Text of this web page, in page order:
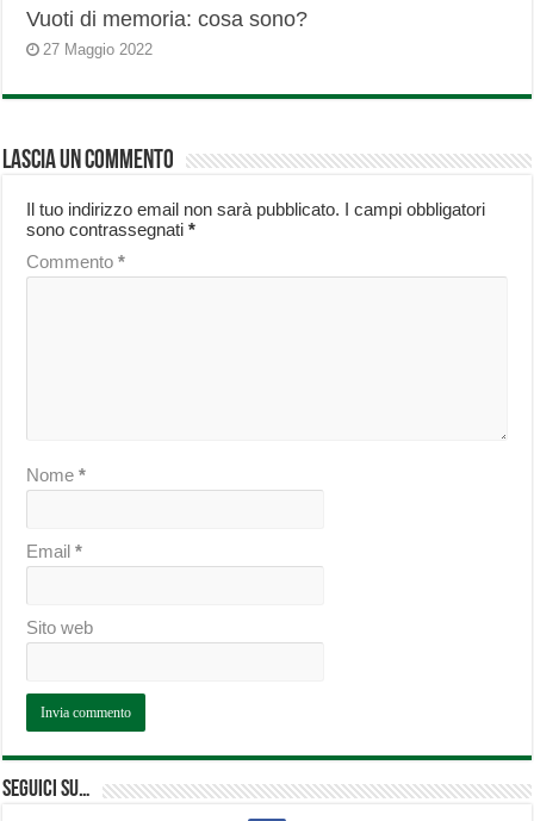
Vuoti di memoria: cosa sono?
27 Maggio 2022
Lascia un commento
Il tuo indirizzo email non sarà pubblicato. I campi obbligatori
sono contrassegnati*
Commento*
Nome*
Email*
Sito web
Seguici su…